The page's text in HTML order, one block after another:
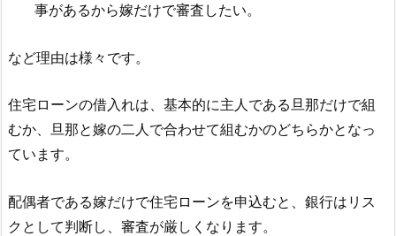
事があるから嫁だけで審査したい。
など理由は様々です。
住宅ローンの借入れは、基本的に主人である旦那だけで組
むか、旦那と嫁の二人で合わせて組むかのどちらかとなっ
ています。
配偶者である嫁だけで住宅ローンを申込むと、銀行はリス
クとして判断し、審査が厳しくなります。